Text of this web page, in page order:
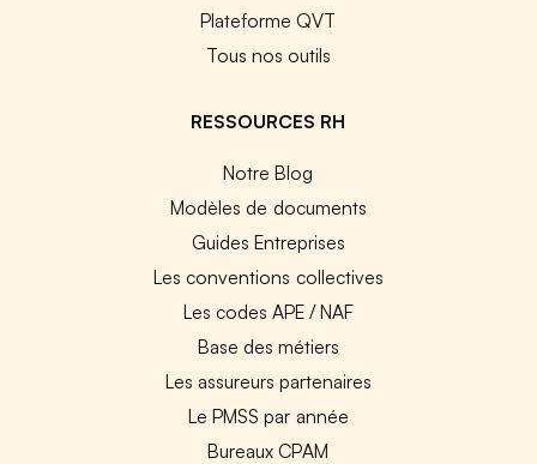
Plateforme QVT
Tous nos outils
RESSOURCES RH
Notre Blog
Modèles de documents
Guides Entreprises
Les conventions collectives
Les codes APE / NAF
Base des métiers
Les assureurs partenaires
Le PMSS par année
Bureaux CPAM